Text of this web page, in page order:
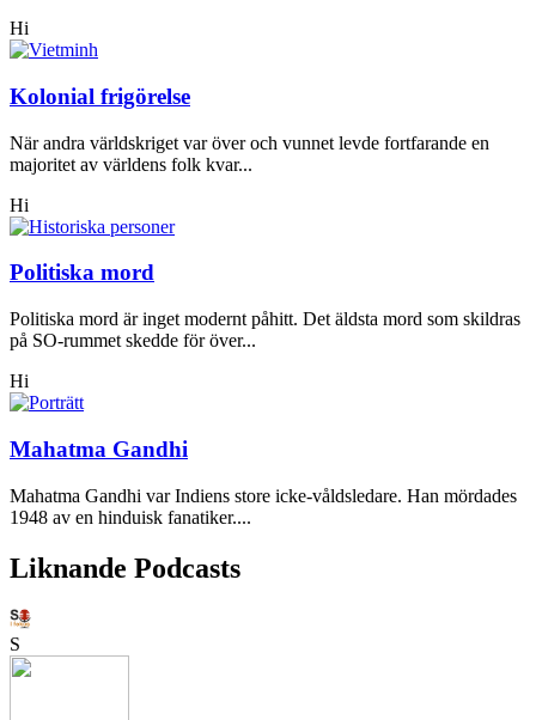
Hi
Kolonial frigörelse
När andra världskriget var över och vunnet levde fortfarande en
majoritet av världens folk kvar...
Hi
Politiska mord
Politiska mord är inget modernt påhitt. Det äldsta mord som skildras
på SO-rummet skedde för över...
Hi
Mahatma Gandhi
Mahatma Gandhi var Indiens store icke-våldsledare. Han mördades
1948 av en hinduisk fanatiker....
Liknande Podcasts
S